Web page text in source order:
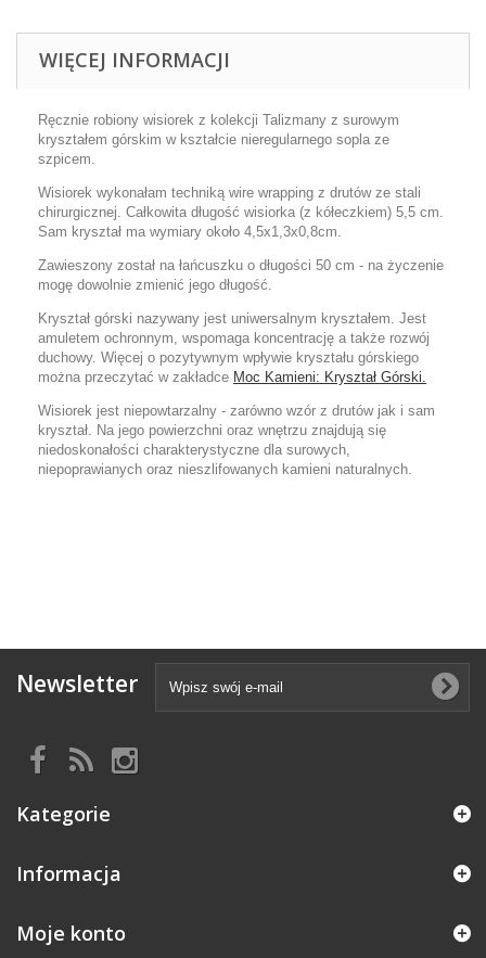
WIĘCEJ INFORMACJI
Ręcznie robiony wisiorek z kolekcji Talizmany z surowym
kryształem górskim w kształcie nieregularnego sopla ze
szpicem.
Wisiorek wykonałam techniką wire wrapping z drutów ze stali
chirurgicznej. Całkowita długość wisiorka (z kółeczkiem) 5,5 cm.
Sam kryształ ma wymiary około 4,5x1,3x0,8cm.
Zawieszony został na łańcuszku o długości 50 cm - na życzenie
mogę dowolnie zmienić jego długość.
Kryształ górski nazywany jest uniwersalnym kryształem. Jest
amuletem ochronnym, wspomaga koncentrację a także rozwój
duchowy. Więcej o pozytywnym wpływie kryształu górskiego
można przeczytać w zakładce Moc Kamieni: Kryształ Górski.
Wisiorek jest niepowtarzalny - zarówno wzór z drutów jak i sam
kryształ. Na jego powierzchni oraz wnętrzu znajdują się
niedoskonałości charakterystyczne dla surowych,
niepoprawianych oraz nieszlifowanych kamieni naturalnych.
Newsletter
Kategorie
Informacja
Moje konto